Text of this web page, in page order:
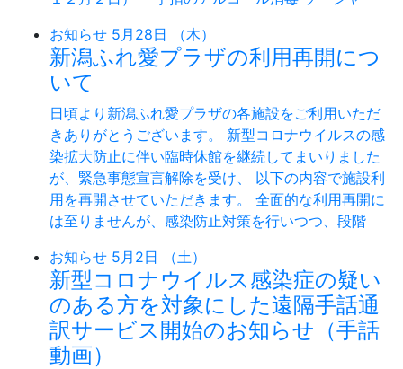
お知らせ 5月28日 （木）
新潟ふれ愛プラザの利用再開につ
いて
日頃より新潟ふれ愛プラザの各施設をご利用いただ
きありがとうございます。 新型コロナウイルスの感
染拡大防止に伴い臨時休館を継続してまいりました
が、緊急事態宣言解除を受け、 以下の内容で施設利
用を再開させていただきます。 全面的な利用再開に
は至りませんが、感染防止対策を行いつつ、段階
お知らせ 5月2日 （土）
新型コロナウイルス感染症の疑い
のある方を対象にした遠隔手話通
訳サービス開始のお知らせ（手話
動画）